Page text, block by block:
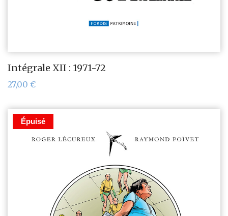
Intégrale XII : 1971-72
27,00 €
Épuisé